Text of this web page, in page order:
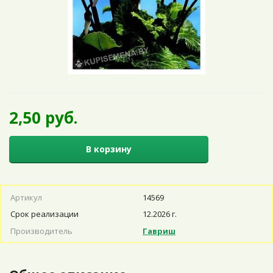
2,50 руб.
В корзину
Артикул
14569
Срок реализации
12.2026 г.
Производитель
Гавриш